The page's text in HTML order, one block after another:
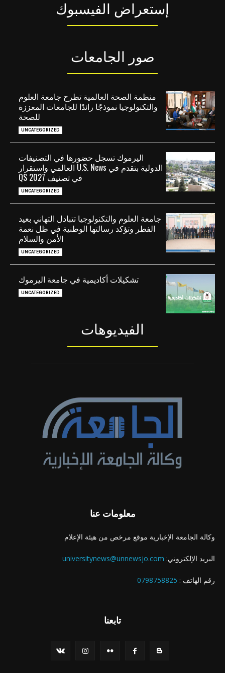
إستعراض الفيسبوك
صور الجامعات
منظمة الصحة العالمية تطرح جامعة العلوم
والتكنولوجيا نموذجًا رائدًا للجامعات المعززة
للصحة
UNCATEGORIZED
اليرموك تسجل حضورها في التصنيفات
الدولية بتقدم في U.S. News العالمي واستقرار
في تصنيف QS 2027
UNCATEGORIZED
جامعة العلوم والتكنولوجيا تتبادل التهاني بعيد
الفطر وتؤكد رسالتها الوطنية في ظل نعمة
الأمن والسلام
UNCATEGORIZED
تشكيلات أكاديمية في جامعة اليرموك
UNCATEGORIZED
الفيديوهات
معلومات عنا
وكالة الجامعة الإخبارية موقع مرخص من هيئة الإعلام
البريد الإلكتروني: universitynews@unnewsjo.com
رقم الهاتف : 0798758825
تابعنا